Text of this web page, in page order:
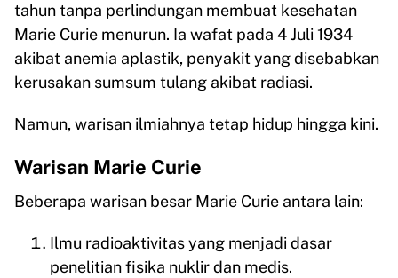
tahun tanpa perlindungan membuat kesehatan
Marie Curie menurun. Ia wafat pada 4 Juli 1934
akibat anemia aplastik, penyakit yang disebabkan
kerusakan sumsum tulang akibat radiasi.
Namun, warisan ilmiahnya tetap hidup hingga kini.
Warisan Marie Curie
Beberapa warisan besar Marie Curie antara lain:
Ilmu radioaktivitas yang menjadi dasar
penelitian fisika nuklir dan medis.